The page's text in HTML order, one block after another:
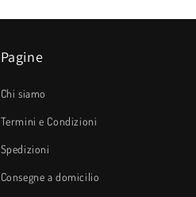
Pagine
Chi siamo
Termini e Condizioni
Spedizioni
Consegne a domicilio